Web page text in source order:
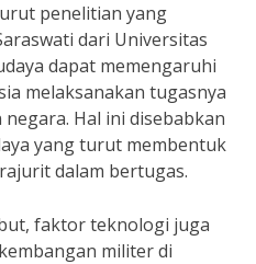
penelitian yang
dari Universitas
dapat memengaruhi
melaksanakan tugasnya
Hal ini disebabkan
yang turut membentuk
dalam bertugas.
faktor teknologi juga
militer di